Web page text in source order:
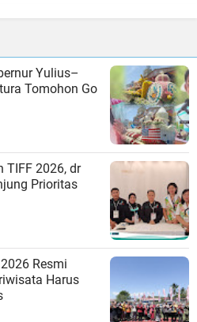
Yulius–
Tomohon Go
TIFF 2026, dr
Prioritas
Resmi
Harus